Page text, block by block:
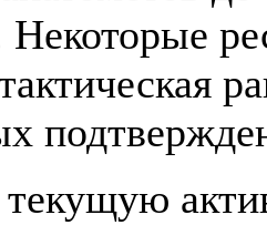
Некоторые